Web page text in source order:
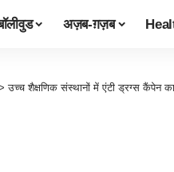
अज़ब-ग़ज़ब
उच्च शैक्षणिक संस्थानों में एंटी ड्रग्स कैंपेन